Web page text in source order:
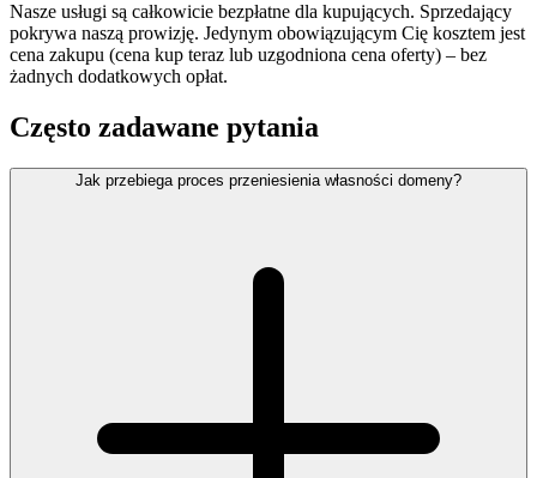
Nasze usługi są całkowicie bezpłatne dla kupujących. Sprzedający
pokrywa naszą prowizję. Jedynym obowiązującym Cię kosztem jest
cena zakupu (cena kup teraz lub uzgodniona cena oferty) – bez
żadnych dodatkowych opłat.
Często zadawane pytania
Jak przebiega proces przeniesienia własności domeny?